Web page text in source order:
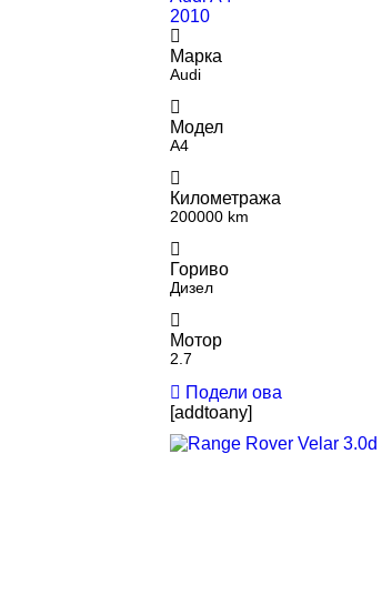
2010
Марка
Audi
Модел
A4
Километража
200000 km
Гориво
Дизел
Мотор
2.7
Подели ова
[addtoany]